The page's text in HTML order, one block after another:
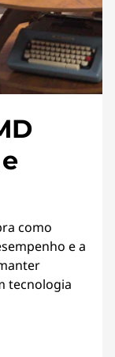
como
e a
tecnologia